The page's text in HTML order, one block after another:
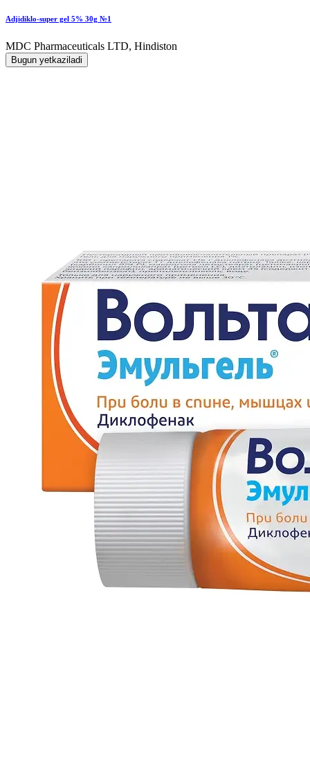
Adjidiklo-super gel 5% 30g №1
MDC Pharmaceuticals LTD, Hindiston
Bugun yetkaziladi